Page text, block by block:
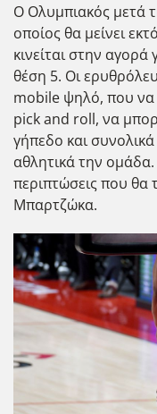
Ο Ολυμπιακός μετά
οποίος θα μείνει
κινείται στην
θέση 5. Οι
mobile ψηλό, που να
pick and roll, να
γήπεδο και
αθλητικά την
περιπτώσεις που θα
Μπαρτζώκα.